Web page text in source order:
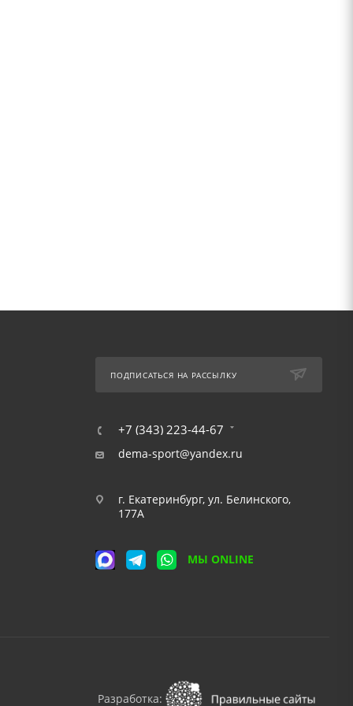
ПОДПИСАТЬСЯ НА РАССЫЛКУ
+7 (343) 223-44-67
dema-sport@yandex.ru
г. Екатеринбург, ул. Белинского,
177А
МЫ ONLINE
Разработка: